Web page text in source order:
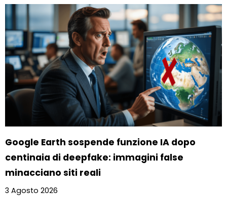
Google Earth sospende funzione IA dopo
centinaia di deepfake: immagini false
minacciano siti reali
3 Agosto 2026